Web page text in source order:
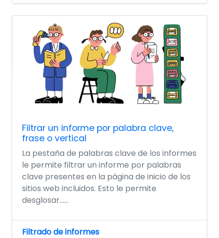
Filtrar un informe por palabra clave,
frase o vertical
La pestaña de palabras clave de los informes
le permite filtrar un informe por palabras
clave presentes en la página de inicio de los
sitios web incluidos. Esto le permite
desglosar......
Filtrado de informes